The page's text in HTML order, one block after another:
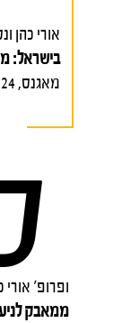
אורי כהן
בישראל:
מאגנס, 2024, 320 עמודים
ופרופ' אורי
ממאבק